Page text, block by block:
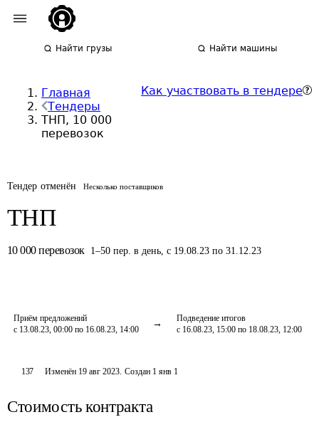
Найти грузы Найти машины
Главная
Тендеры
ТНП, 10 000
перевозок
Как участвовать в тендере
Тендер отменён Несколько поставщиков
ТНП
10 000 перевозок 1–50 пер. в день, с 19.08.23 по 31.12.23
Приём предложений
с 13.08.23, 00:00 по 16.08.23, 14:00
Подведение итогов
с 16.08.23, 15:00 по 18.08.23, 12:00
137 Изменён 19 авг 2023. Создан 1 янв 1
Стоимость контракта